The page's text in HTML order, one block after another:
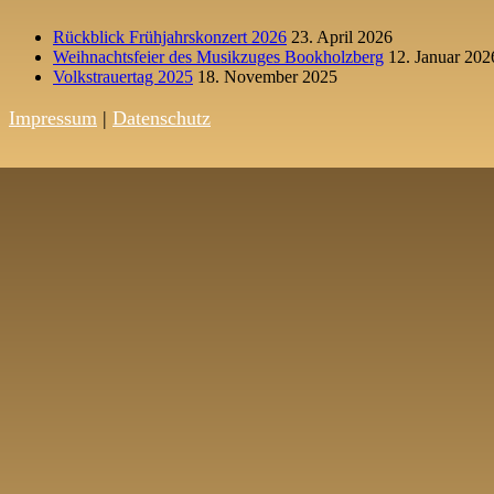
Rückblick Frühjahrskonzert 2026 23. April 2026
Weihnachtsfeier des Musikzuges Bookholzberg 12. Januar
Volkstrauertag 2025 18. November 2025
Impressum | Datenschutz